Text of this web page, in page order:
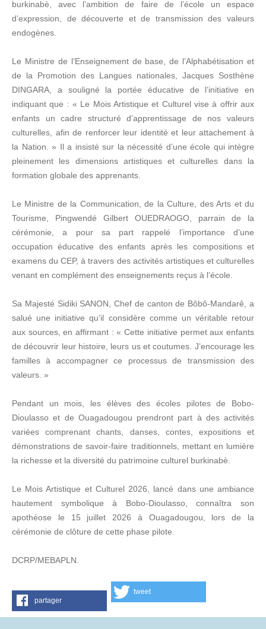
burkinabè, avec l’ambition de faire de l’école un espace
d’expression, de découverte et de transmission des valeurs
endogènes.
Le Ministre de l’Enseignement de base, de l’Alphabétisation et
de la Promotion des Langues nationales, Jacques Sosthène
DINGARA, a souligné la portée éducative de l’initiative en
indiquant que : « Le Mois Artistique et Culturel vise à offrir aux
enfants un cadre structuré d’apprentissage de nos valeurs
culturelles, afin de renforcer leur identité et leur attachement à
la Nation. » Il a insisté sur la nécessité d’une école qui intègre
pleinement les dimensions artistiques et culturelles dans la
formation globale des apprenants.
Le Ministre de la Communication, de la Culture, des Arts et du
Tourisme, Pingwendé Gilbert OUEDRAOGO, parrain de la
cérémonie, a pour sa part rappelé l’importance d’une
occupation éducative des enfants après les compositions et
examens du CEP, à travers des activités artistiques et culturelles
venant en complément des enseignements reçus à l’école.
Sa Majesté Sidiki SANON, Chef de canton de Bôbô-Mandarê, a
salué une initiative qu’il considère comme un véritable retour
aux sources, en affirmant : « Cette initiative permet aux enfants
de découvrir leur histoire, leurs us et coutumes. J’encourage les
familles à accompagner ce processus de transmission des
valeurs. »
Pendant un mois, les élèves des écoles pilotes de Bobo-
Dioulasso et de Ouagadougou prendront part à des activités
variées comprenant chants, danses, contes, expositions et
démonstrations de savoir-faire traditionnels, mettant en lumière
la richesse et la diversité du patrimoine culturel burkinabè.
Le Mois Artistique et Culturel 2026, lancé dans une ambiance
hautement symbolique à Bobo-Dioulasso, connaîtra son
apothéose le 15 juillet 2026 à Ouagadougou, lors de la
cérémonie de clôture de cette phase pilote.
DCRP/MEBAPLN.
partager
tweet